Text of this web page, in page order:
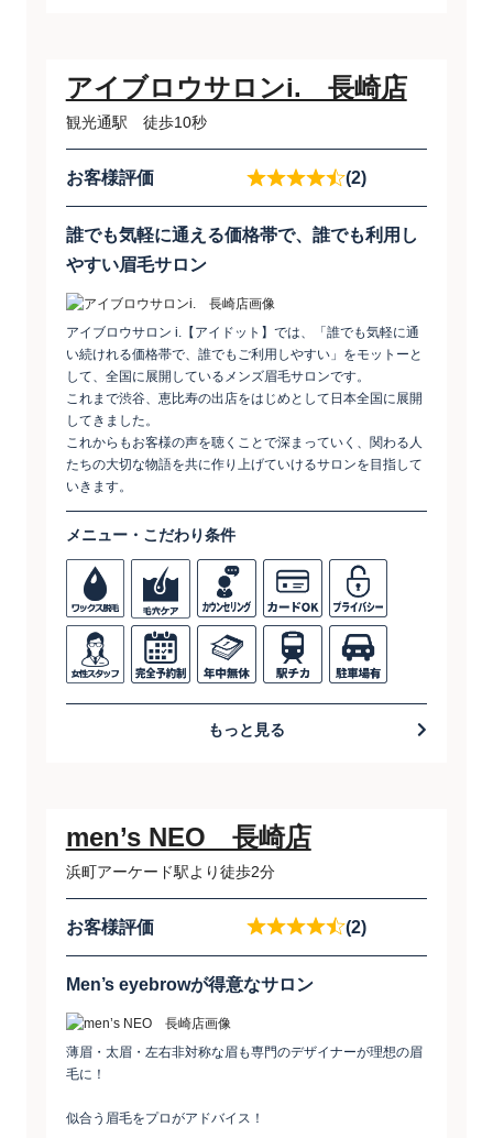
アイブロウサロンi. 長崎店
観光通駅 徒歩10秒
お客様評価 (2)
誰でも気軽に通える価格帯で、誰でも利用し
やすい眉毛サロン
アイブロウサロン i.【アイドット】では、「誰でも気軽に通
い続けれる価格帯で、誰でもご利用しやすい」をモットーと
して、全国に展開しているメンズ眉毛サロンです。
これまで渋谷、恵比寿の出店をはじめとして日本全国に展開
してきました。
これからもお客様の声を聴くことで深まっていく、関わる人
たちの大切な物語を共に作り上げていけるサロンを目指して
いきます。
メニュー・こだわり条件
もっと見る
men’s NEO 長崎店
浜町アーケード駅より徒歩2分
お客様評価 (2)
Men’s eyebrowが得意なサロン
薄眉・太眉・左右非対称な眉も専門のデザイナーが理想の眉
毛に！
似合う眉毛をプロがアドバイス！